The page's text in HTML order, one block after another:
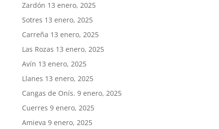
Zardón 13 enero, 2025
Sotres 13 enero, 2025
Carreña 13 enero, 2025
Las Rozas 13 enero, 2025
Avín 13 enero, 2025
Llanes 13 enero, 2025
Cangas de Onís. 9 enero, 2025
Cuerres 9 enero, 2025
Amieva 9 enero, 2025